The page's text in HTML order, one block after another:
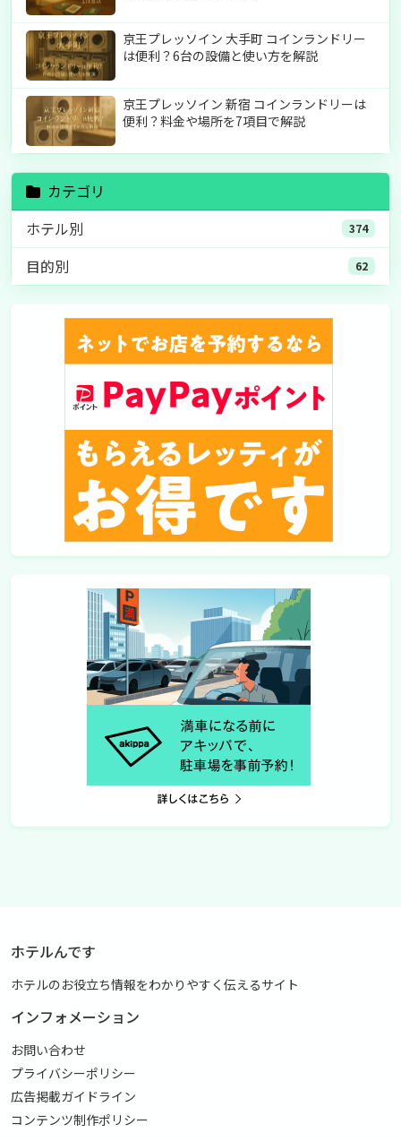
京王プレッソイン 大手町 コインランドリー
は便利？6台の設備と使い方を解説
京王プレッソイン 新宿 コインランドリーは
便利？料金や場所を7項目で解説
カテゴリ
ホテル別
374
目的別 62
ホテルんです
ホテルのお役立ち情報をわかりやすく伝えるサイト
インフォメーション
お問い合わせ
プライバシーポリシー
広告掲載ガイドライン
コンテンツ制作ポリシー